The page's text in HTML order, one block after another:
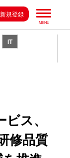
新規登録
IT
ス、
修品質